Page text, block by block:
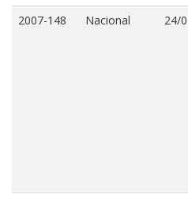
2007-148 Nacional 24/